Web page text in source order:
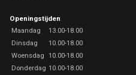
Openingstijden
Maandag
13.00-18.00
Dinsdag
10.00-18.00
Woensdag 10.00-18.00
Donderdag 10.00-18.00